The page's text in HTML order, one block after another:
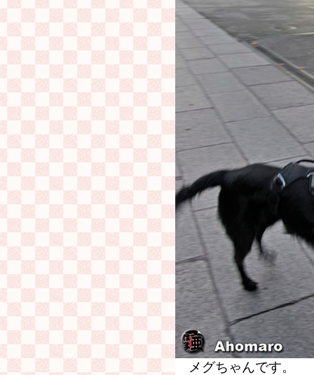
メグちゃんです。